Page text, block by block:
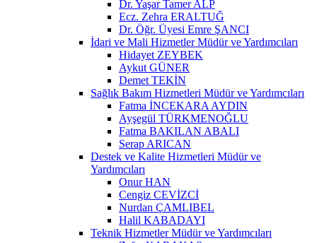
Dr. Yaşar Tamer ALP
Ecz. Zehra ERALTUĞ
Dr. Öğr. Üyesi Emre ŞANCI
İdari ve Mali Hizmetler Müdür ve Yardımcıları
Hidayet ZEYBEK
Aykut GÜNER
Demet TEKİN
Sağlık Bakım Hizmetleri Müdür ve Yardımcıları
Fatma İNCEKARA AYDIN
Ayşegül TÜRKMENOĞLU
Fatma BAKILAN ABALI
Serap ARICAN
Destek ve Kalite Hizmetleri Müdür ve
Yardımcıları
Onur HAN
Cengiz CEVİZCİ
Nurdan ÇAMLIBEL
Halil KABADAYI
Teknik Hizmetler Müdür ve Yardımcıları